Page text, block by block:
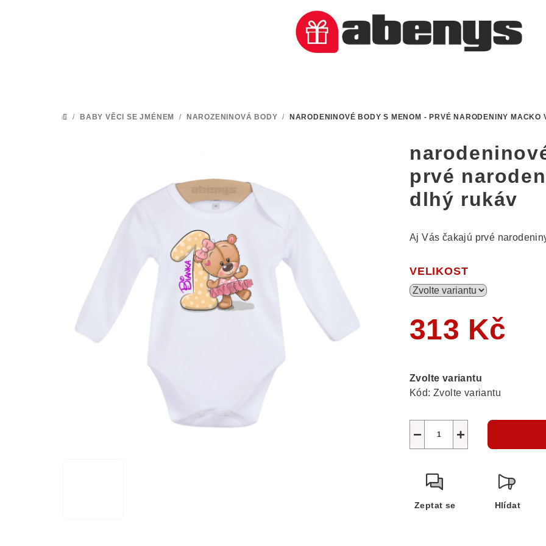
DOMŮ
/ BABY VĚCI SE JMÉNEM / NAROZENINOVÁ BODY / NARODENINOVÉ BODY S MENOM - PRVÉ NARODENINY
prvé
dlhý rukáv
Aj Vás čakajú prvé
VELIKOST
313 Kč
cena:
Zvolte variantu
Kód: Zvolte variantu
+
−
Zeptat se Hlídat